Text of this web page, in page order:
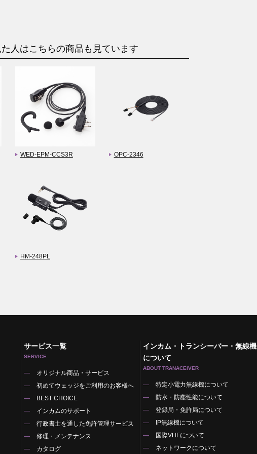
人はこちらの商品も見ています
WED-EPM-CCS3R OPC-2346
HM-248PL
サービス一覧
SERVICE
オリジナル商品・サービス
初めてウェッジをご利用のお客様へ
BEST CHOICE
インカムのサポート
行政書士を通した免許管理サービス
修理・メンテナンス
カタログ
インカム・トランシーバー・無線機
について
ABOUT TRANACEIVER
特定小電力無線機について
防水・防塵性能について
登録局・免許局について
IP無線機について
国際VHFについて
ネットワークについて